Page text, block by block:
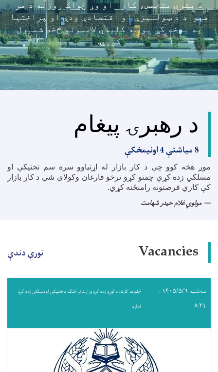
د بشري متخصص، کارا او وړ ځواک روزنه د هر
هېواد د ټولنیزې او اقتصادې ودې او پراختیا
په برخه کې یو له کلیدي لاملونو څخه شمیرل
کيږي.
د رهبرۍ پیغام
8 میاشتې 4 اونیمخکې
موږ هڅه کوو چې د کار بازار له اړتیاوو سره سم تخنیکي او
مسلکي زده کړې چمتو کړو ترڅو فارغان وکولای شي د کار بازار
کې کاري فرصتونه رامنځته کړي.
مولوي غلام حیدر شهامت
Vacancies نورې دندې
سه‌شنبه ۱۴۰۵/۵/۶ -
۸:۲۱
څلورمه کارته، د لوړو زده کړو وزارت تر څنګ د تخنیکي او مسلکي زده کړو
اداره